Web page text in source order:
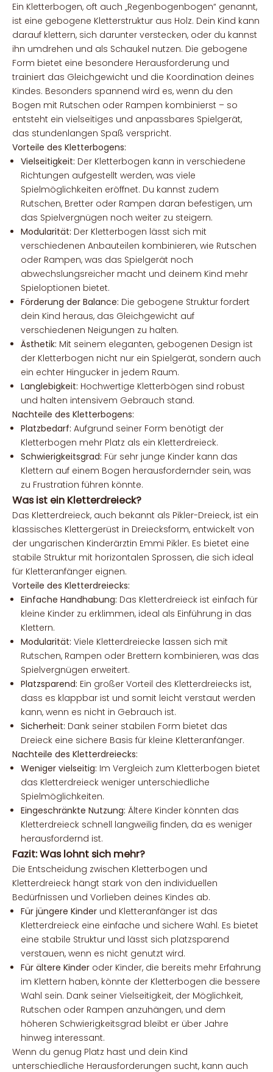
Ein Kletterbogen, oft auch „Regenbogenbogen“ genannt,
ist eine gebogene Kletterstruktur aus Holz. Dein Kind kann
darauf klettern, sich darunter verstecken, oder du kannst
ihn umdrehen und als Schaukel nutzen. Die gebogene
Form bietet eine besondere Herausforderung und
trainiert das Gleichgewicht und die Koordination deines
Kindes. Besonders spannend wird es, wenn du den
Bogen mit Rutschen oder Rampen kombinierst – so
entsteht ein vielseitiges und anpassbares Spielgerät,
das stundenlangen Spaß verspricht.
Vorteile des Kletterbogens:
Vielseitigkeit: Der Kletterbogen kann in verschiedene
Richtungen aufgestellt werden, was viele
Spielmöglichkeiten eröffnet. Du kannst zudem
Rutschen, Bretter oder Rampen daran befestigen, um
das Spielvergnügen noch weiter zu steigern.
Modularität: Der Kletterbogen lässt sich mit
verschiedenen Anbauteilen kombinieren, wie Rutschen
oder Rampen, was das Spielgerät noch
abwechslungsreicher macht und deinem Kind mehr
Spieloptionen bietet.
Förderung der Balance: Die gebogene Struktur fordert
dein Kind heraus, das Gleichgewicht auf
verschiedenen Neigungen zu halten.
Ästhetik: Mit seinem eleganten, gebogenen Design ist
der Kletterbogen nicht nur ein Spielgerät, sondern auch
ein echter Hingucker in jedem Raum.
Langlebigkeit: Hochwertige Kletterbögen sind robust
und halten intensivem Gebrauch stand.
Nachteile des Kletterbogens:
Platzbedarf: Aufgrund seiner Form benötigt der
Kletterbogen mehr Platz als ein Kletterdreieck.
Schwierigkeitsgrad: Für sehr junge Kinder kann das
Klettern auf einem Bogen herausfordernder sein, was
zu Frustration führen könnte.
Was ist ein Kletterdreieck?
Das Kletterdreieck, auch bekannt als Pikler-Dreieck, ist ein
klassisches Klettergerüst in Dreiecksform, entwickelt von
der ungarischen Kinderärztin Emmi Pikler. Es bietet eine
stabile Struktur mit horizontalen Sprossen, die sich ideal
für Kletteranfänger eignen.
Vorteile des Kletterdreiecks:
Einfache Handhabung: Das Kletterdreieck ist einfach für
kleine Kinder zu erklimmen, ideal als Einführung in das
Klettern.
Modularität: Viele Kletterdreiecke lassen sich mit
Rutschen, Rampen oder Brettern kombinieren, was das
Spielvergnügen erweitert.
Platzsparend: Ein großer Vorteil des Kletterdreiecks ist,
dass es klappbar ist und somit leicht verstaut werden
kann, wenn es nicht in Gebrauch ist.
Sicherheit: Dank seiner stabilen Form bietet das
Dreieck eine sichere Basis für kleine Kletteranfänger.
Nachteile des Kletterdreiecks:
Weniger vielseitig: Im Vergleich zum Kletterbogen bietet
das Kletterdreieck weniger unterschiedliche
Spielmöglichkeiten.
Eingeschränkte Nutzung: Ältere Kinder könnten das
Kletterdreieck schnell langweilig finden, da es weniger
herausfordernd ist.
Fazit: Was lohnt sich mehr?
Die Entscheidung zwischen Kletterbogen und
Kletterdreieck hängt stark von den individuellen
Bedürfnissen und Vorlieben deines Kindes ab.
Für jüngere Kinder und Kletteranfänger ist das
Kletterdreieck eine einfache und sichere Wahl. Es bietet
eine stabile Struktur und lässt sich platzsparend
verstauen, wenn es nicht genutzt wird.
Für ältere Kinder oder Kinder, die bereits mehr Erfahrung
im Klettern haben, könnte der Kletterbogen die bessere
Wahl sein. Dank seiner Vielseitigkeit, der Möglichkeit,
Rutschen oder Rampen anzuhängen, und dem
höheren Schwierigkeitsgrad bleibt er über Jahre
hinweg interessant.
Wenn du genug Platz hast und dein Kind
unterschiedliche Herausforderungen sucht, kann auch